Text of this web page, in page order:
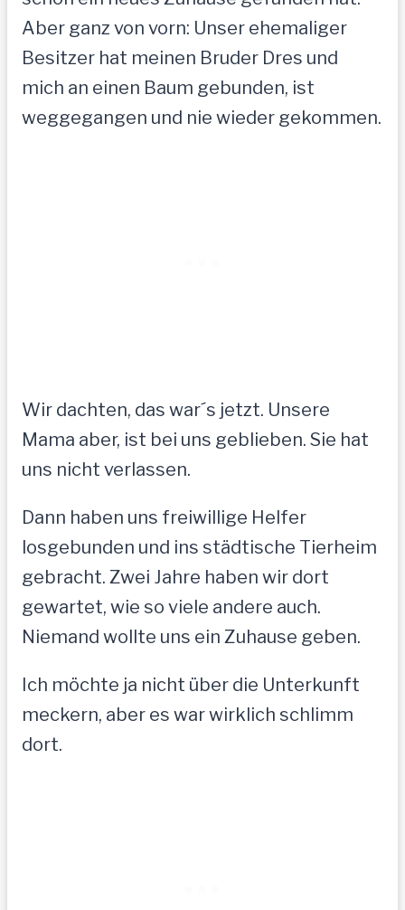
Aber ganz von vorn: Unser ehemaliger
Besitzer hat meinen Bruder Dres und
mich an einen Baum gebunden, ist
weggegangen und nie wieder gekommen.
Wir dachten, das war´s jetzt. Unsere
Mama aber, ist bei uns geblieben. Sie hat
uns nicht verlassen.
Dann haben uns freiwillige Helfer
losgebunden und ins städtische Tierheim
gebracht. Zwei Jahre haben wir dort
gewartet, wie so viele andere auch.
Niemand wollte uns ein Zuhause geben.
Ich möchte ja nicht über die Unterkunft
meckern, aber es war wirklich schlimm
dort.